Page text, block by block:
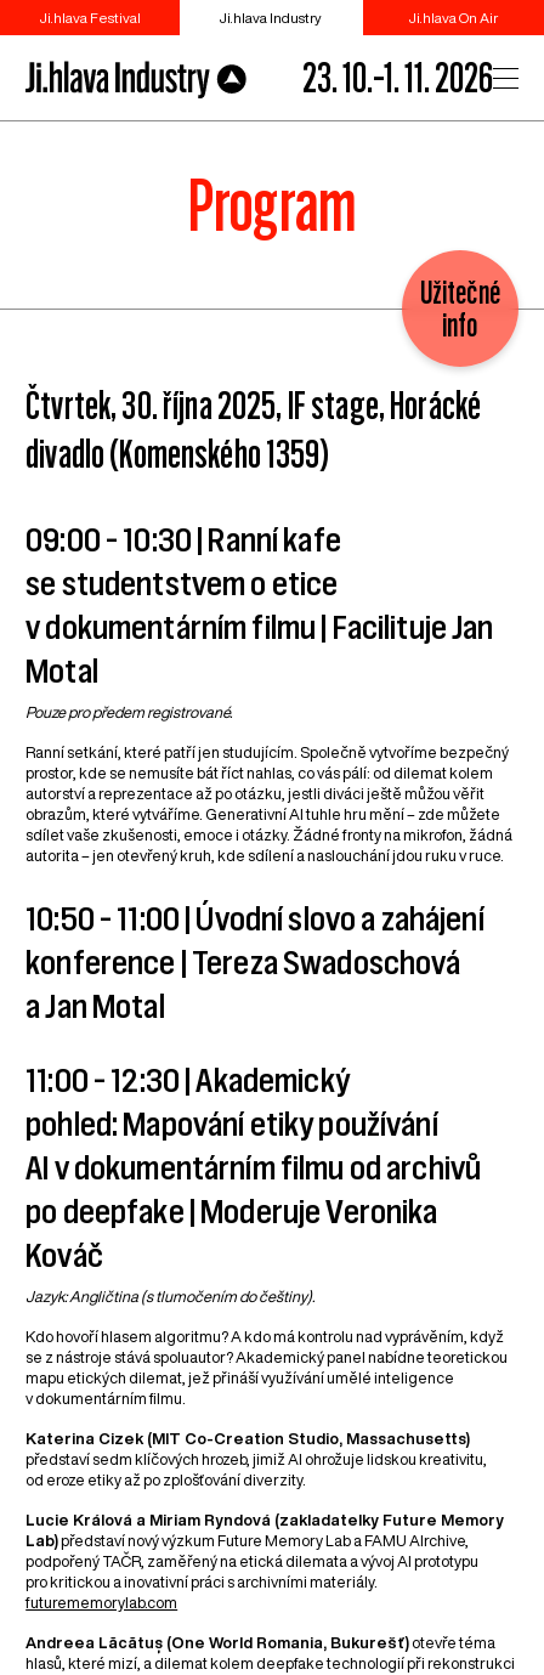
Ji.hlava Festival Ji.hlava Industry Ji.hlava On Air
23. 10.–1. 11. 2026
Program
Užitečné
info
Čtvrtek, 30. října 2025, IF stage, Horácké
divadlo (Komenského 1359)
09:00 – 10:30 | Ranní kafe
se studentstvem o etice
v dokumentárním filmu | Facilituje Jan
Motal
Pouze pro předem registrované.
Ranní setkání, které patří jen studujícím. Společně vytvoříme bezpečný
prostor, kde se nemusíte bát říct nahlas, co vás pálí: od dilemat kolem
autorství a reprezentace až po otázku, jestli diváci ještě můžou věřit
obrazům, které vytváříme. Generativní AI tuhle hru mění – zde můžete
sdílet vaše zkušenosti, emoce i otázky. Žádné fronty na mikrofon, žádná
autorita – jen otevřený kruh, kde sdílení a naslouchání jdou ruku v ruce.
10:50 – 11:00 | Úvodní slovo a zahájení
konference | Tereza Swadoschová
a Jan Motal
11:00 – 12:30 | Akademický
pohled: Mapování etiky používání
AI v dokumentárním filmu od archivů
po deepfake | Moderuje Veronika
Kováč
Jazyk: Angličtina (s tlumočením do češtiny).
Kdo hovoří hlasem algoritmu? A kdo má kontrolu nad vyprávěním, když
se z nástroje stává spoluautor? Akademický panel nabídne teoretickou
mapu etických dilemat, jež přináší využívání umělé inteligence
v dokumentárním filmu.
Katerina Cizek (MIT Co-Creation Studio, Massachusetts)
představí sedm klíčových hrozeb, jimiž AI ohrožuje lidskou kreativitu,
od eroze etiky až po zplošťování diverzity.
Lucie Králová a Miriam Ryndová (zakladatelky Future Memory
Lab)představí nový výzkum Future Memory Lab a FAMU AIrchive,
podpořený TAČR, zaměřený na etická dilemata a vývoj AI prototypu
pro kritickou a inovativní práci s archivními materiály.
futurememorylab.com
Andreea Lăcătuș (One World Romania, Bukurešť) otevře téma
hlasů, které mizí, a dilemat kolem deepfake technologií při rekonstrukci